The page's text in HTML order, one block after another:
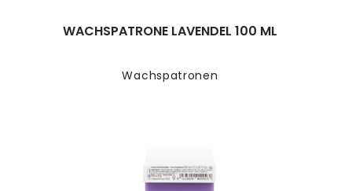
Wachspatronen
WACHSPATRONE LAVENDEL 100 ML